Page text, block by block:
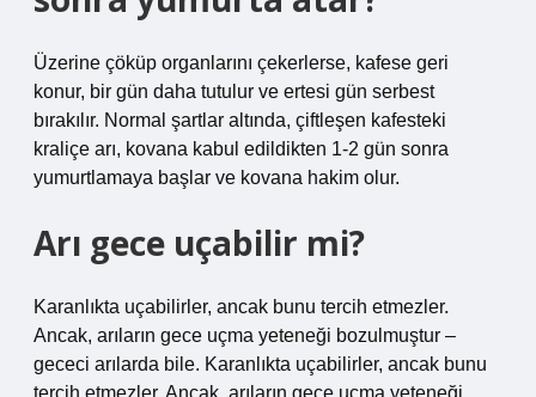
Üzerine çöküp organlarını çekerlerse, kafese geri
konur, bir gün daha tutulur ve ertesi gün serbest
bırakılır. Normal şartlar altında, çiftleşen kafesteki
kraliçe arı, kovana kabul edildikten 1-2 gün sonra
yumurtlamaya başlar ve kovana hakim olur.
Arı gece uçabilir mi?
Karanlıkta uçabilirler, ancak bunu tercih etmezler.
Ancak, arıların gece uçma yeteneği bozulmuştur –
gececi arılarda bile. Karanlıkta uçabilirler, ancak bunu
tercih etmezler. Ancak, arıların gece uçma yeteneği